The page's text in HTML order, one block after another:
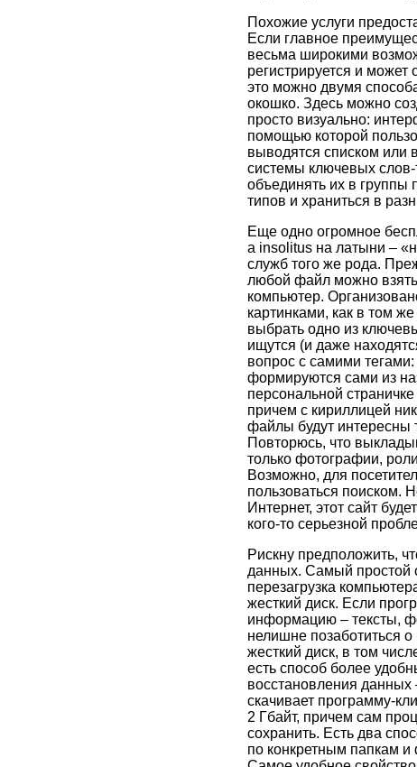
Похожие услуги
Если главное
весьма широкими
регистрируется и
это можно двумя
окошко. Здесь можно
просто визуально:
помощью которой
выводятся списком или
системы ключевых
объединять их в
типов и храниться в
Еще одно огромное
а insolitus на латыни –
служб того же рода.
любой файл можно
компьютер.
картинками, как в том
выбрать одно из
ищутся (и даже
вопрос с самими
формируются сами из
персональной
причем с кириллицей
файлы будут интересны
Повторюсь, что
только фотографии,
Возможно, для
пользоваться поиском.
Интернет, этот сайт
кого-то серьезной
Рискну предположить,
данных. Самый простой
перезагрузка
жесткий диск. Если
информацию – тексты,
нелишне позаботиться
жесткий диск, в том
есть способ более
восстановления данных
скачивает программу-
2 Гбайт, причем сам
сохранить. Есть два
по конкретным папкам